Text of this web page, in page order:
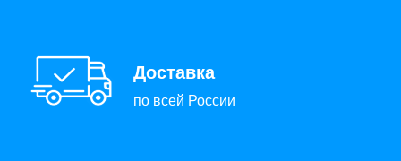
Доставка
по всей России